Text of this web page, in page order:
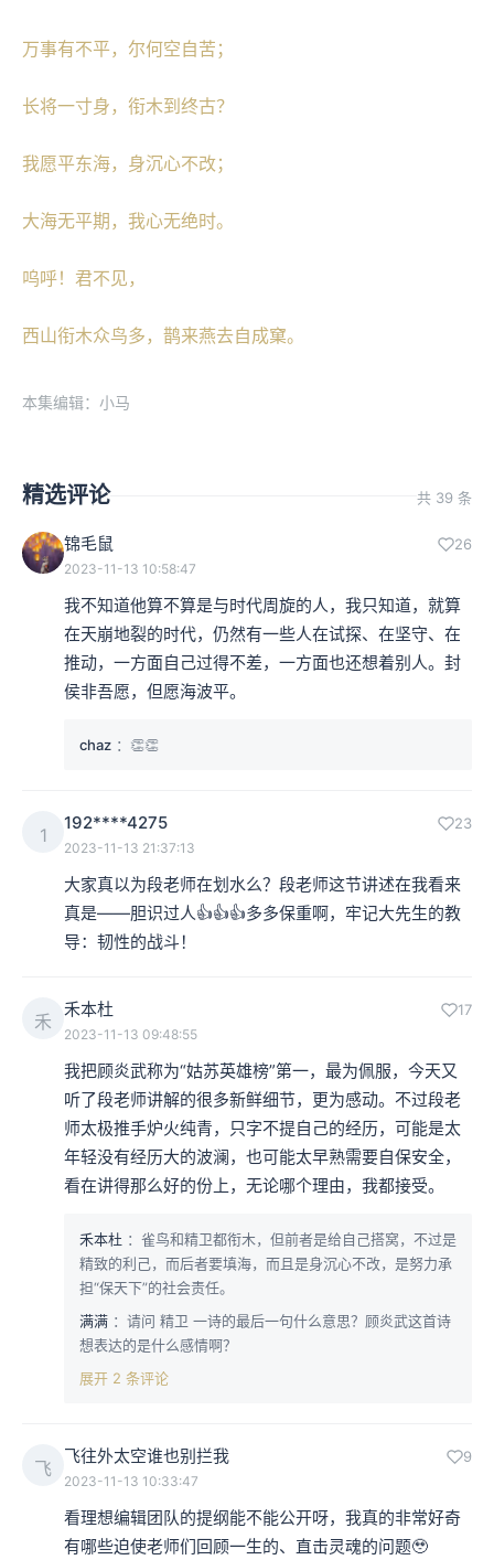
万事有不平，尔何空自苦；
长将一寸身，衔木到终古？
我愿平东海，身沉心不改；
大海无平期，我心无绝时。
呜呼！君不见，
西山衔木众鸟多，鹊来燕去自成窠。
本集编辑：小马
精选评论 共 39 条
锦毛鼠 26
2023-11-13 10:58:47
我不知道他算不算是与时代周旋的人，我只知道，就算
在天崩地裂的时代，仍然有一些人在试探、在坚守、在
推动，一方面自己过得不差，一方面也还想着别人。封
侯非吾愿，但愿海波平。
chaz ：👏👏
1
192****4275 23
2023-11-13 21:37:13
大家真以为段老师在划水么？段老师这节讲述在我看来
真是——胆识过人👍👍👍多多保重啊，牢记大先生的教
导：韧性的战斗！
禾
禾本杜 17
2023-11-13 09:48:55
我把顾炎武称为“姑苏英雄榜”第一，最为佩服，今天又
听了段老师讲解的很多新鲜细节，更为感动。不过段老
师太极推手炉火纯青，只字不提自己的经历，可能是太
年轻没有经历大的波澜，也可能太早熟需要自保安全，
看在讲得那么好的份上，无论哪个理由，我都接受。
禾本杜 ：雀鸟和精卫都衔木，但前者是给自己搭窝，不过是
精致的利己，而后者要填海，而且是身沉心不改，是努力承
担“保天下”的社会责任。
满满 ：请问 精卫 一诗的最后一句什么意思？顾炎武这首诗
想表达的是什么感情啊？
展开 2 条评论
飞
飞往外太空谁也别拦我 9
2023-11-13 10:33:47
看理想编辑团队的提纲能不能公开呀，我真的非常好奇
有哪些迫使老师们回顾一生的、直击灵魂的问题🥹